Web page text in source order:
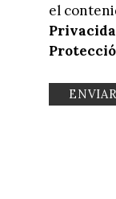
el